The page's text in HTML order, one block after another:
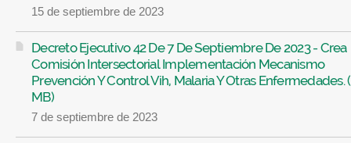
15 de septiembre de 2023
Decreto Ejecutivo 42 De 7 De Septiembre De 2023 - Crea
Comisión Intersectorial Implementación Mecanismo
Prevención Y Control Vih, Malaria Y Otras Enfermedades.
MB)
7 de septiembre de 2023